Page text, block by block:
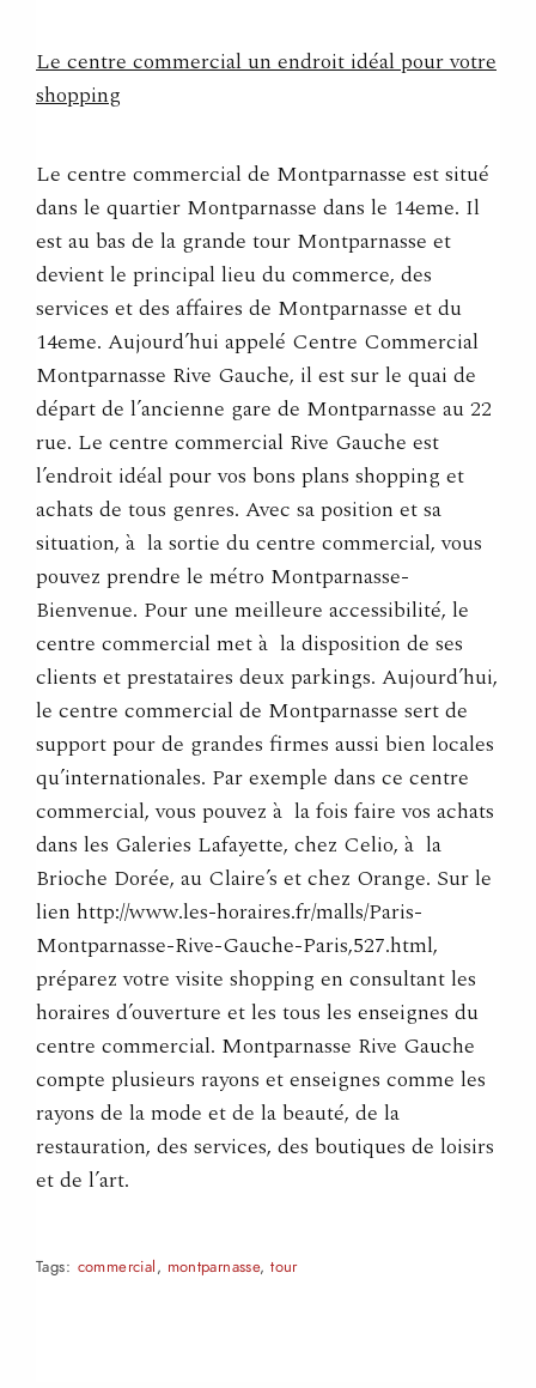
Le centre commercial un endroit idéal pour votre
shopping
Le centre commercial de Montparnasse est situé
dans le quartier Montparnasse dans le 14eme. Il
est au bas de la grande tour Montparnasse et
devient le principal lieu du commerce, des
services et des affaires de Montparnasse et du
14eme. Aujourd’hui appelé Centre Commercial
Montparnasse Rive Gauche, il est sur le quai de
départ de l’ancienne gare de Montparnasse au 22
rue. Le centre commercial Rive Gauche est
l’endroit idéal pour vos bons plans shopping et
achats de tous genres. Avec sa position et sa
situation, à la sortie du centre commercial, vous
pouvez prendre le métro Montparnasse-
Bienvenue. Pour une meilleure accessibilité, le
centre commercial met à la disposition de ses
clients et prestataires deux parkings. Aujourd’hui,
le centre commercial de Montparnasse sert de
support pour de grandes firmes aussi bien locales
qu’internationales. Par exemple dans ce centre
commercial, vous pouvez à la fois faire vos achats
dans les Galeries Lafayette, chez Celio, à la
Brioche Dorée, au Claire’s et chez Orange. Sur le
lien http://www.les-horaires.fr/malls/Paris-
Montparnasse-Rive-Gauche-Paris,527.html,
préparez votre visite shopping en consultant les
horaires d’ouverture et les tous les enseignes du
centre commercial. Montparnasse Rive Gauche
compte plusieurs rayons et enseignes comme les
rayons de la mode et de la beauté, de la
restauration, des services, des boutiques de loisirs
et de l’art.
Tags: commercial, montparnasse,tour